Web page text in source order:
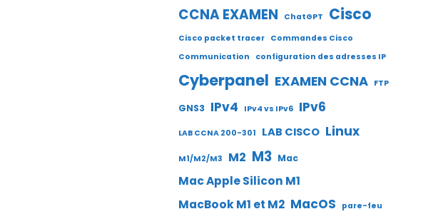
CCNA EXAMEN ChatGPT Cisco
Cisco packet tracer Commandes Cisco
Communication
configuration des adresses IP
Cyberpanel EXAMEN CCNA FTP
GNS3 IPv4 IPv4 vs IPv6 IPv6
LAB CCNA 200-301 LAB CISCO Linux
M1/M2/M3 M2 M3 Mac
Mac Apple Silicon M1
MacBook M1 et M2 MacOS pare-feu